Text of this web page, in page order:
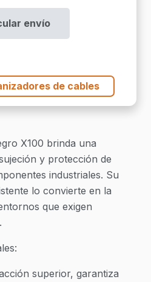
envío
de cables
X100 brinda una
y protección de
industriales. Su
lo convierte en la
que exigen
superior, garantiza